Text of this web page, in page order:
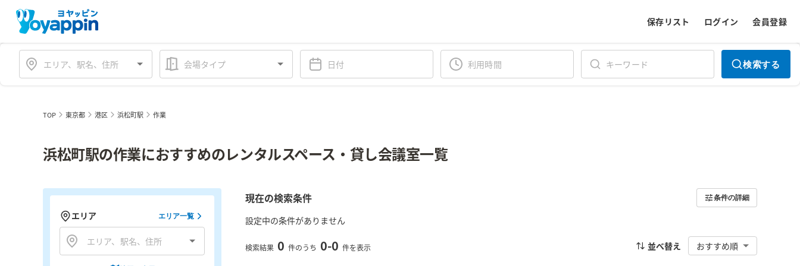
保存リスト ログイン 会員登録
会場タイプ 検索する
TOP 東京都 港区 浜松町駅 作業
浜松町駅の作業におすすめのレンタルスペース・貸し会議室一覧
現在の検索条件 条件の詳細
設定中の条件がありません
検索結果 0 件のうち 0-0 件を表示 並べ替え おすすめ順
エリア エリア一覧